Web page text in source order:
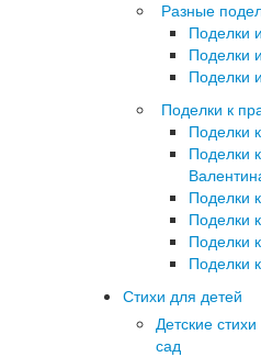
Разные
Поделки
Поделки
Поделки
Поделки к
Поделки
Поделки
Поделки
Поделки
Поделки
Поделки
Стихи для детей
Детские
сад